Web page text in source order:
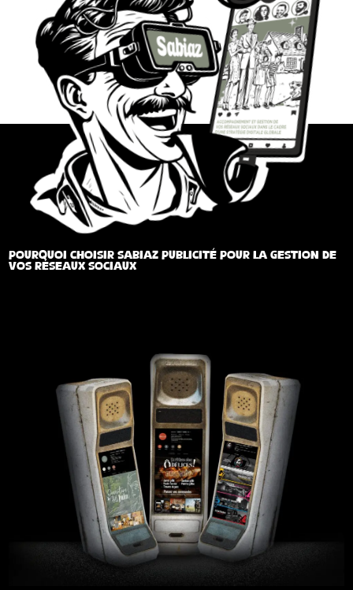
POURQUOI CHOISIR SABIAZ PUBLICITÉ POUR LA GESTION DE
VOS RÉSEAUX SOCIAUX